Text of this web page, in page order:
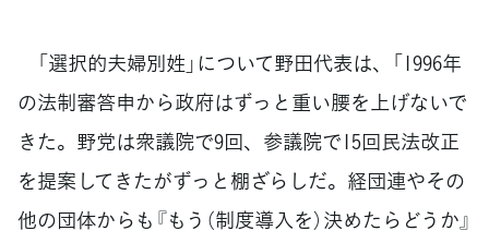
「選択的夫婦別姓」について野田代表は、「1996年
の法制審答申から政府はずっと重い腰を上げないで
きた。野党は衆議院で9回、参議院で15回民法改正
を提案してきたがずっと棚ざらしだ。経団連やその
他の団体からも『もう（制度導入を）決めたらどうか』